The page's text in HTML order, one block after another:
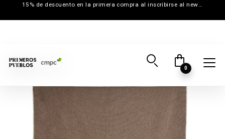
15% de descuento en la primera compra al inscribirse al newsletter
0